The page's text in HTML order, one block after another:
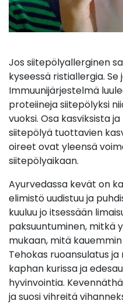
Jos siitepölyallerginen
kyseessä ristiallergia.
Immuunijärjestelmä
proteiineja siitepölyksi
vuoksi. Osa kasviksista
siitepölyä tuottavien
oireet ovat yleensä
siitepölyaikaan.
Ayurvedassa kevät on
elimistö uudistuu ja
kuuluu jo itsessään
paksuuntuminen, mitkä
mukaan, mitä
Tehokas ruoansulatus
kaphan kurissa ja
hyvinvointia.
ja suosi vihreitä